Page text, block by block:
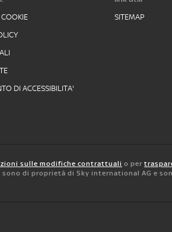
DI ACCESSIBILITA'
SITEMAP
sulle modifiche contrattuali o per
di proprietà di Sky international AG e